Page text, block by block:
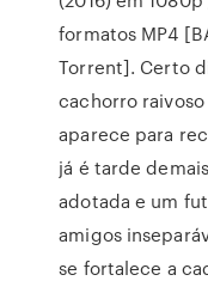
formatos MP4
Torrent]. Certo
cachorro raivoso
aparece para
já é tarde
adotada e um
amigos
se fortalece a